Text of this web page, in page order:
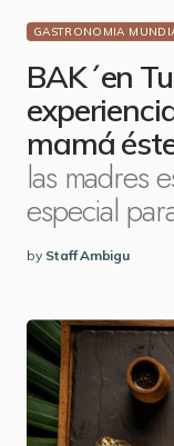
GASTRONOMIA
BAK´en
mamá
las madres
especial
by Staff Ambigu